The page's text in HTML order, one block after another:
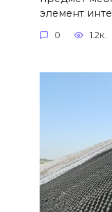
элемент
0 1.2к.